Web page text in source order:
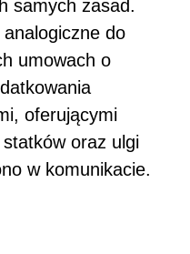
samych zasad.
do
umowach o
oferującymi
oraz ulgi
w komunikacie.